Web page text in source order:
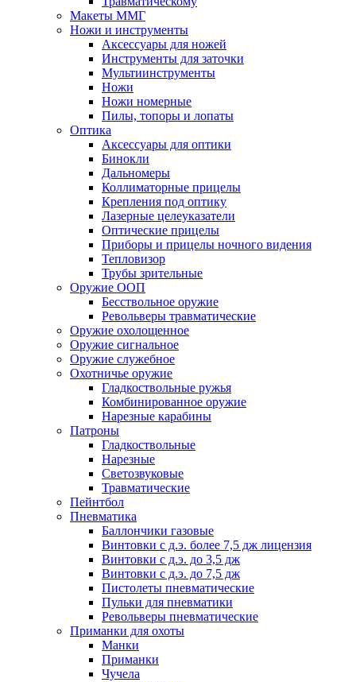
Макеты ММГ
Ножи и инструменты
Аксессуары для ножей
Инструменты для заточки
Мультиинструменты
Ножи
Ножи номерные
Пилы, топоры и лопаты
Оптика
Аксессуары для оптики
Бинокли
Дальномеры
Коллиматорные прицелы
Крепления под оптику
Лазерные целеуказатели
Оптические прицелы
Приборы и прицелы ночного видения
Тепловизор
Трубы зрительные
Оружие ООП
Бесствольное оружие
Револьверы травматические
Оружие охолощенное
Оружие сигнальное
Оружие служебное
Охотничье оружие
Гладкоствольные ружья
Комбинированное оружие
Нарезные карабины
Патроны
Гладкоствольные
Нарезные
Светозвуковые
Травматические
Пейнтбол
Пневматика
Баллончики газовые
Винтовки с д.э. более 7,5 дж лицензия
Винтовки с д.э. до 3,5 дж
Винтовки с д.э. до 7,5 дж
Пистолеты пневматические
Пульки для пневматики
Револьверы пневматические
Приманки для охоты
Манки
Приманки
Чучела